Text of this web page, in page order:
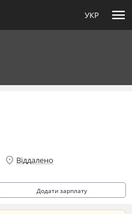
УКР menu
location_on Віддалено
Додати зарплату